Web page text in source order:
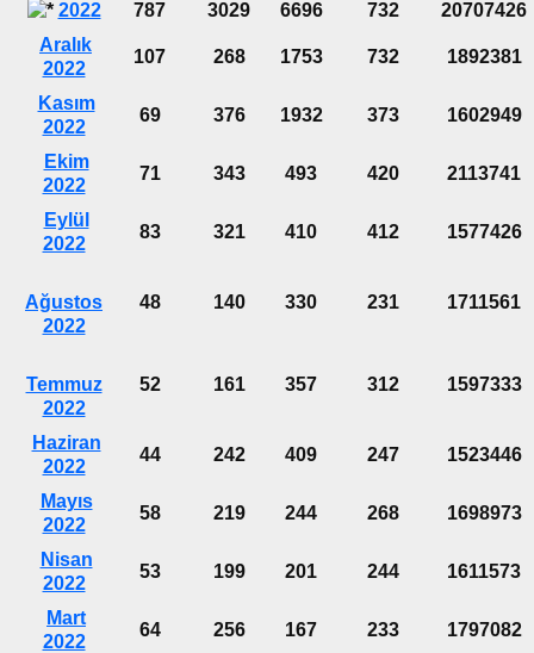
2022 787 3029 6696 732
20707426
Aralık
2022
107 268 1753 732 1892381
Kasım
2022
69 376 1932 373 1602949
Ekim
2022
71 343 493 420 2113741
Eylül
2022
83 321 410 412 1577426
Ağustos
2022
48 140 330 231 1711561
Temmuz
2022
52 161 357 312 1597333
Haziran
2022
44 242 409 247 1523446
Mayıs
2022
58 219 244 268 1698973
Nisan
2022
53 199 201 244 1611573
Mart
2022
64 256 167 233 1797082